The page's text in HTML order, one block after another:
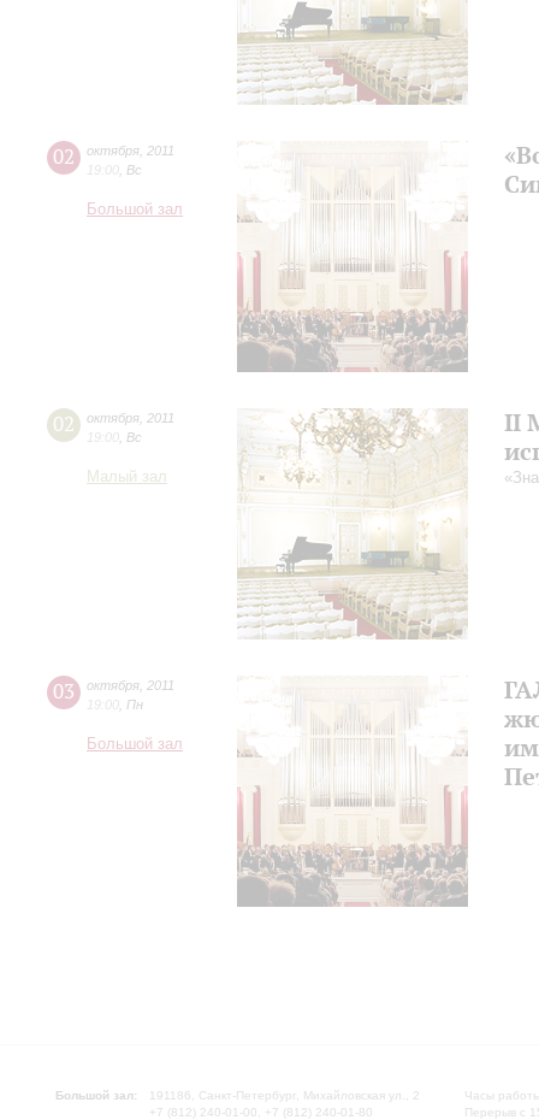
02 октября 2011
19:00 Вс
Большой зал
02 октября 2011
19:00 Вс
Малый зал
II
03 октября 2011
19:00 Пн
Большой зал
Большой зал:
191186, Санкт-Петербург, Михайловская ул., 2
+7 (812) 240-01-00, +7 (812) 240-01-80
Часы
Перерыв с